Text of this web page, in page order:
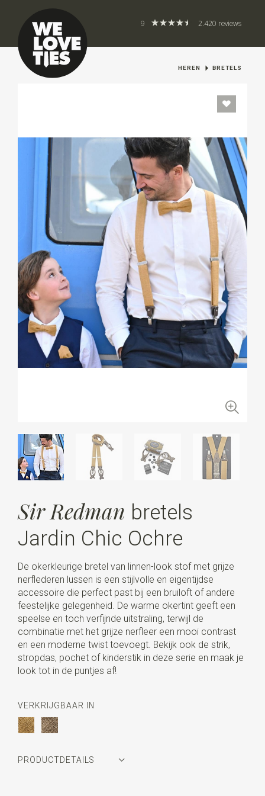
9 2.420 reviews
HEREN BRETELS
Sir Redman bretels
Jardin Chic Ochre
De okerkleurige bretel van linnen-look stof met grijze
nerflederen lussen is een stijlvolle en eigentijdse
accessoire die perfect past bij een bruiloft of andere
feestelijke gelegenheid. De warme okertint geeft een
speelse en toch verfijnde uitstraling, terwijl de
combinatie met het grijze nerfleer een mooi contrast
en een moderne twist toevoegt. Bekijk ook de strik,
stropdas, pochet of kinderstik in deze serie en maak je
look tot in de puntjes af!
VERKRIJGBAAR IN
PRODUCTDETAILS